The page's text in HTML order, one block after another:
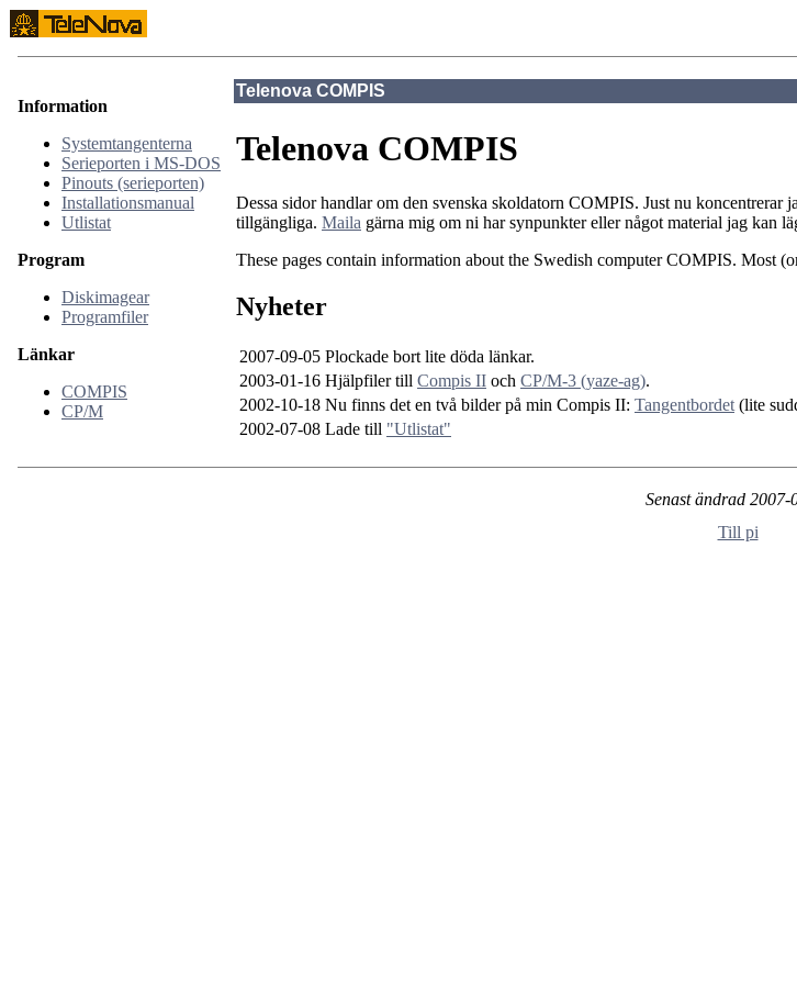
Information
Systemtangenterna
Serieporten i MS-DOS
Pinouts (serieporten)
Installationsmanual
Utlistat
Program
Diskimagear
Programfiler
Länkar
COMPIS
CP/M
Telenova COMPIS
Telenova COMPIS
Dessa sidor handlar om den svenska skoldatorn COMPIS. Just nu
tillgängliga. Maila gärna mig om ni har synpunkter eller något material jag kan
These pages contain information about the Swedish computer COMPIS. Most
Nyheter
2007-09-05 Plockade bort lite döda länkar.
2003-01-16 Hjälpfiler till Compis II och CP/M-3 (yaze-ag).
2002-10-18 Nu finns det en två bilder på min Compis II: Tangentbordet (lite
2002-07-08 Lade till "Utlistat"
Senast ändrad 2007-
Till pi